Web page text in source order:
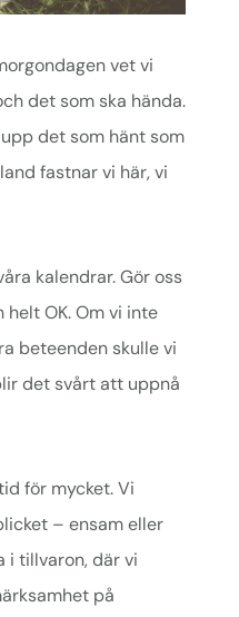
vet vi
det som ska hända.
det som hänt som
fastnar vi här, vi
kalendrar. Gör oss
OK. Om vi inte
beteenden skulle vi
det svårt att uppnå
för mycket. Vi
– ensam eller
i tillvaron, där vi
på